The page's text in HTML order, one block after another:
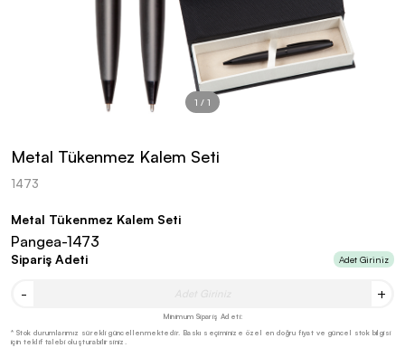
Metal Tükenmez Kalem Seti
1473
1 / 1
Metal Tükenmez Kalem Seti
Pangea-1473
Sipariş Adeti Adet Giriniz
- +
Minimum Sipariş Adeti:
* Stok durumlarımız sürekli güncellenmektedir. Baskı seçiminize özel en doğru fiyat ve güncel stok bilgisi
için teklif talebi oluşturabilirsiniz.